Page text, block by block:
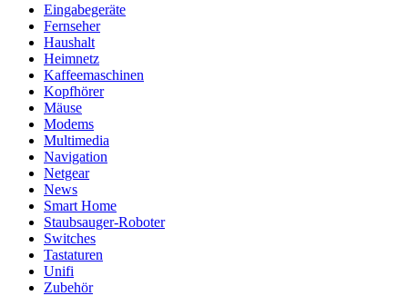
Eingabegeräte
Fernseher
Haushalt
Heimnetz
Kaffeemaschinen
Kopfhörer
Mäuse
Modems
Multimedia
Navigation
Netgear
News
Smart Home
Staubsauger-Roboter
Switches
Tastaturen
Unifi
Zubehör